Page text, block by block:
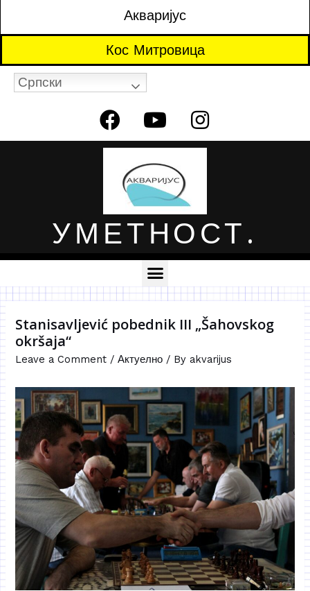
Акваријус
Кос Митровица
Српски
УМЕТНОСТ.
Stanisavljević pobednik III „Šahovskog
okršaja“
Leave a Comment /Актуелно / By akvarijus